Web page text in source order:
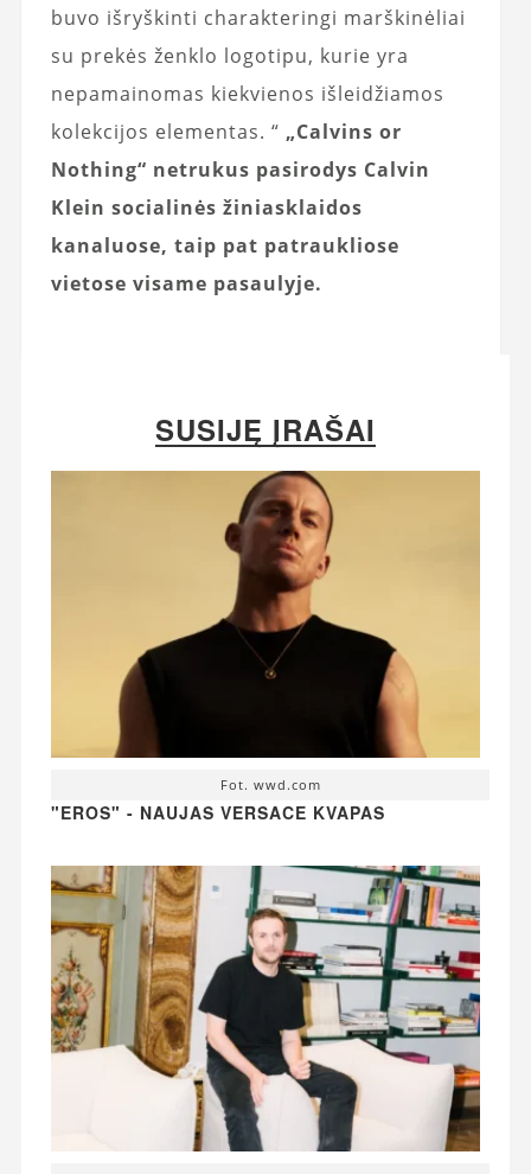
buvo išryškinti charakteringi marškinėliai
su prekės ženklo logotipu, kurie yra
nepamainomas kiekvienos išleidžiamos
kolekcijos elementas. “ „Calvins or
Nothing“ netrukus pasirodys Calvin
Klein socialinės žiniasklaidos
kanaluose, taip pat patraukliose
vietose visame pasaulyje.
SUSIJĘ ĮRAŠAI
Fot. wwd.com
"EROS" - NAUJAS VERSACE KVAPAS